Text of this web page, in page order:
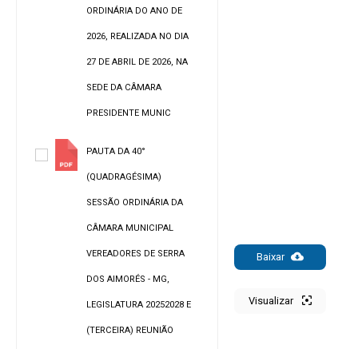
ORDINÁRIA DO ANO DE
2026, REALIZADA NO DIA
27 DE ABRIL DE 2026, NA
SEDE DA CÂMARA
PRESIDENTE MUNIC
PAUTA DA 40°
(QUADRAGÉSIMA)
SESSÃO ORDINÁRIA DA
CÂMARA MUNICIPAL
VEREADORES DE SERRA
DOS AIMORÉS - MG,
LEGISLATURA 20252028 E
(TERCEIRA) REUNIÃO
Baixar
Visualizar